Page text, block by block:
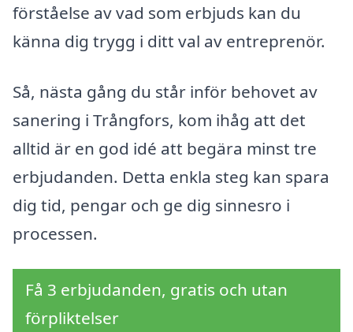
förståelse av vad som erbjuds kan du
känna dig trygg i ditt val av entreprenör.
Så, nästa gång du står inför behovet av
sanering i Trångfors, kom ihåg att det
alltid är en god idé att begära minst tre
erbjudanden. Detta enkla steg kan spara
dig tid, pengar och ge dig sinnesro i
processen.
Få 3 erbjudanden, gratis och utan
förpliktelser